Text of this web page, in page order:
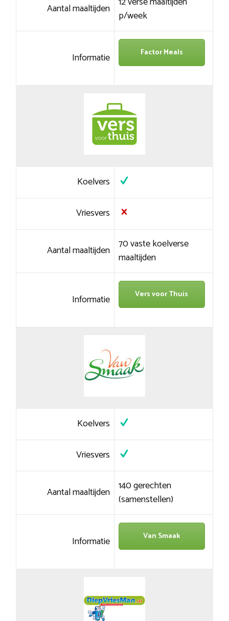
Aantal maaltijden p/week
Informatie Factor Meals
Koelvers
Vriesvers
Aantal maaltijden 70 vaste koelverse
maaltijden
Informatie Vers voor Thuis
Koelvers
Vriesvers
Aantal maaltijden 140 gerechten
(samenstellen)
Informatie Van Smaak